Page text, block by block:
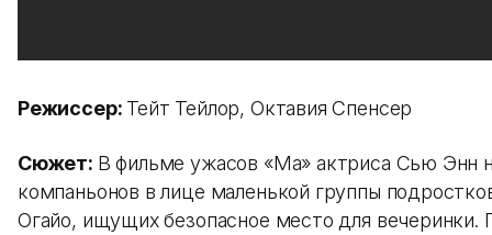
Режиссер: Тейт Тейлор, Октавия Спенсер
Сюжет: В фильме ужасов «Ma» актриса Сью Энн
компаньонов в лице маленькой группы
Огайо, ищущих безопасное место для вечеринки.